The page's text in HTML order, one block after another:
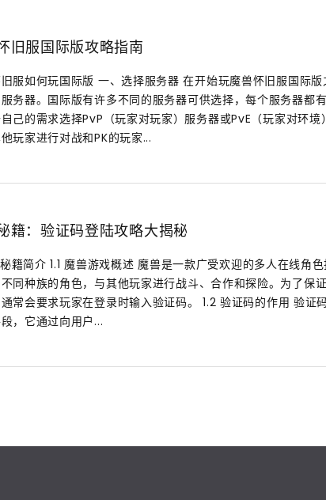
旧服国际版攻略指南
服如何玩国际版 一、选择服务器 在开始玩魔兽怀旧服国际
务器。国际版有许多不同的服务器可供选择，每个服务器都
己的需求选择PvP（玩家对玩家）服务器或PvE（玩家对环
玩家进行对战和PK的玩家...
籍：验证码登陆攻略大揭秘
籍简介 1.1 魔兽游戏概述 魔兽是一款广受欢迎的多人在线角
同种族的角色，与其他玩家进行战斗、合作和探险。为了保
常会要求玩家在登录时输入验证码。 1.2 验证码的作用 验证
，它通过向用户...